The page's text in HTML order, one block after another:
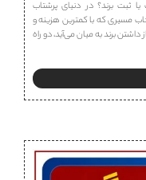
ثبت برند؟ در دنیای پرشتاب
مسیری که با کمترین هزینه و
برند به میان می‌آید، دو راه